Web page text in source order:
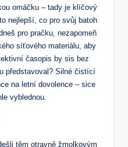
omáčku ‌– tady je klíčový
nejlepší,⁤ co pro svůj batoh
pro pračku, nezapomeň
síťového materiálu, aby
časopis by sis bez
představoval? Silné čistící⁢
na letní ‍dovolence – sice
vyblednou.
těm otravně žmolkovým